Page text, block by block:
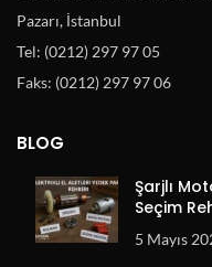
Pazarı, İstanbul
Tel: (0212) 297 97 05
Faks: (0212) 297 97 06
BLOG
Şarjlı
Seçim
5 Mayıs